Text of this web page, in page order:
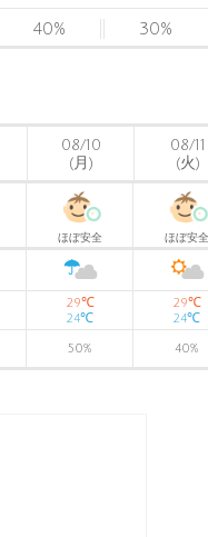
40% 30%
08/10
(月)
08/11
(火)
ほぼ安全 ほぼ安全
29℃
24℃
29℃
24℃
50% 40%